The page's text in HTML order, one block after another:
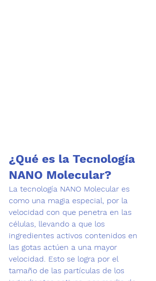
¿Qué es la Tecnología
NANO Molecular?
La tecnología NANO Molecular es
como una magia especial, por la
velocidad con que penetra en las
células, llevando a que los
ingredientes activos contenidos en
las gotas actúen a una mayor
velocidad. Esto se logra por el
tamaño de las partículas de los